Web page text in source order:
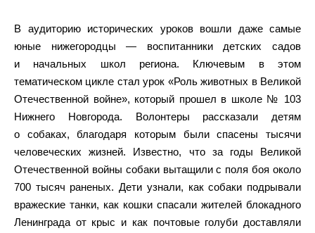
В аудиторию исторических уроков вошли даже самые
юные нижегородцы — воспитанники детских садов
и начальных школ региона. Ключевым в этом
тематическом цикле стал урок «Роль животных в Великой
Отечественной войне», который прошел в школе № 103
Нижнего Новгорода. Волонтеры рассказали детям
о собаках, благодаря которым были спасены тысячи
человеческих жизней. Известно, что за годы Великой
Отечественной войны собаки вытащили с поля боя около
700 тысяч раненых. Дети узнали, как собаки подрывали
вражеские танки, как кошки спасали жителей блокадного
Ленинграда от крыс и как почтовые голуби доставляли